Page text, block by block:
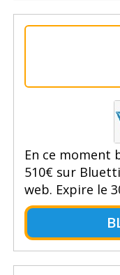
En ce moment
510€ sur
web. Expire le